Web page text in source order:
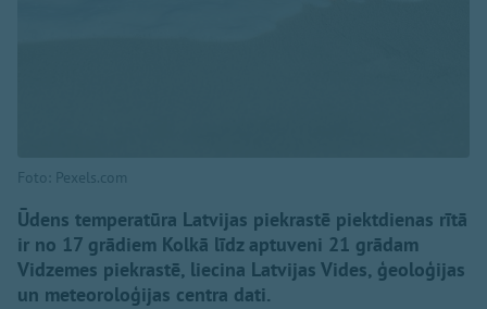
Foto: Pexels.com
Ūdens temperatūra Latvijas piekrastē piektdienas rītā
ir no 17 grādiem Kolkā līdz aptuveni 21 grādam
Vidzemes piekrastē, liecina Latvijas Vides, ģeoloģijas
un meteoroloģijas centra dati.